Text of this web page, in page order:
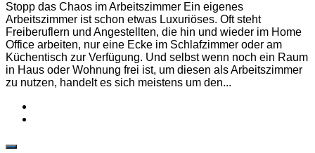
Stopp das Chaos im Arbeitszimmer Ein eigenes
Arbeitszimmer ist schon etwas Luxuriöses. Oft steht
Freiberuflern und Angestellten, die hin und wieder im Home
Office arbeiten, nur eine Ecke im Schlafzimmer oder am
Küchentisch zur Verfügung. Und selbst wenn noch ein Raum
in Haus oder Wohnung frei ist, um diesen als Arbeitszimmer
zu nutzen, handelt es sich meistens um den...